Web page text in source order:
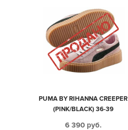
PUMA BY RIHANNA CREEPER
(PINK/BLACK) 36-39
6 390 руб.